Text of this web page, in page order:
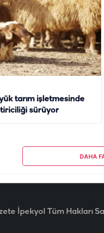
tarım işletmesinde
sürüyor
DAHA
İpekyol Tüm Hakları